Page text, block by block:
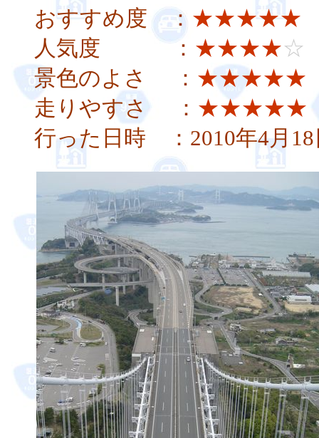
おすすめ度 ： ★★★★★
人気度 ： ★★★★☆
景色のよさ ： ★★★★★
走りやすさ ： ★★★★★
行った日時 ：2010年4月18